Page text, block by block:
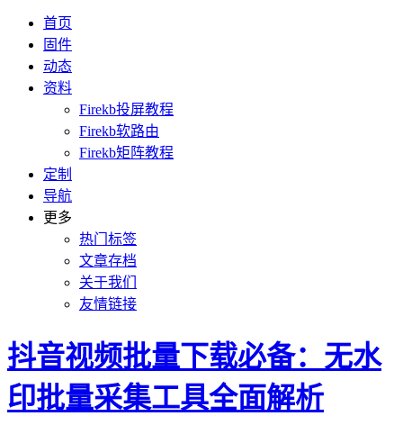
首页
固件
动态
资料
Firekb投屏教程
Firekb软路由
Firekb矩阵教程
定制
导航
更多
热门标签
文章存档
关于我们
友情链接
抖音视频批量下载必备：无水
印批量采集工具全面解析